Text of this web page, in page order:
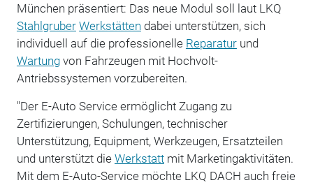
München präsentiert: Das neue Modul soll laut LKQ
Stahlgruber Werkstätten dabei unterstützen, sich
individuell auf die professionelle Reparaturund
Wartungvon Fahrzeugen mit Hochvolt-
Antriebssystemen vorzubereiten.
"Der E-Auto Service ermöglicht Zugang zu
Zertifizierungen, Schulungen, technischer
Unterstützung, Equipment, Werkzeugen, Ersatzteilen
und unterstützt die Werkstattmit Marketingaktivitäten.
Mit dem E-Auto-Service möchte LKQ DACH auch freie